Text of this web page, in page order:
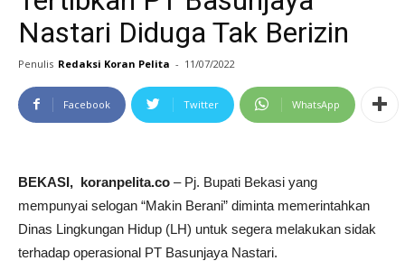
Nastari Diduga Tak Berizin
Penulis Redaksi Koran Pelita - 11/07/2022
Facebook Twitter WhatsApp
BEKASI, koranpelita.co – Pj. Bupati Bekasi yang
mempunyai selogan “Makin Berani” diminta memerintahkan
Dinas Lingkungan Hidup (LH) untuk segera melakukan sidak
terhadap operasional PT Basunjaya Nastari.